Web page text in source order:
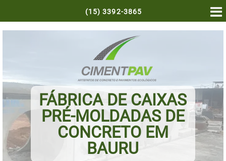
(15)3392-3865
FÁBRICA DE CAIXAS
PRÉ-MOLDADAS DE
CONCRETO EM
BAURU